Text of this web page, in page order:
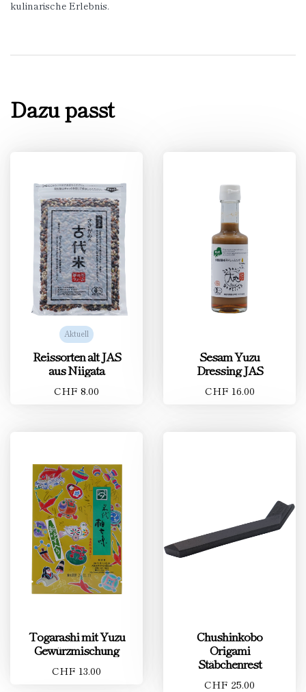
kulinarische Erlebnis.
Dazu passt
Aktuell
Reissorten alt JAS
aus Niigata
CHF 8.00
Sesam Yuzu
Dressing JAS
CHF 16.00
Togarashi mit Yuzu
Gewürzmischung
CHF 13.00
Chushinkobo
Origami
Stäbchenrest
CHF 25.00